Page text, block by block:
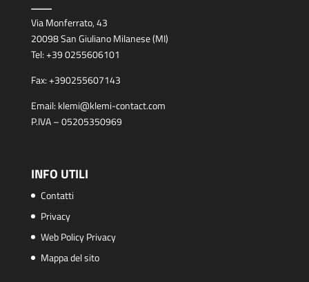
Via Monferrato, 43
20098 San Giuliano Milanese (MI)
Tel:+39 0255606101
Fax:+390255607143
Email: klemi@klemi-contact.com
P.IVA – 05205350969
INFO UTILI
Contatti
Privacy
Web Policy Privacy
Mappa del sito